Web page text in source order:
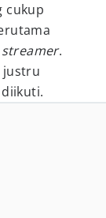
cukup
streamer.
justru